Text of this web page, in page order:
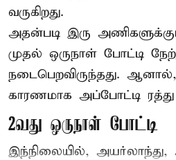
வருகிறது.
அதன்படி இரு
முதல் ஒருநாள் போட்டி
நடைபெறவிருந்தது.
காரணமாக அப்போட்டி
2வது ஒருநாள் போட்டி
இந்நிலையில்,